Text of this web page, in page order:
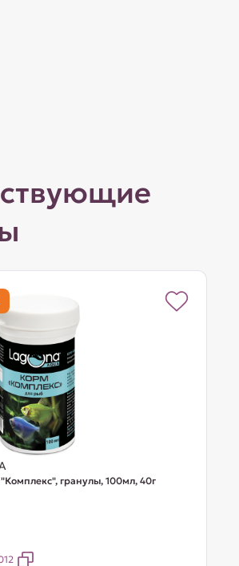
гранулы, 100мл, 40г